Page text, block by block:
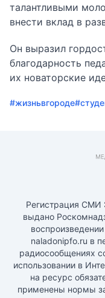
талантливыми
внести вклад в
Он выразил
благодарность
их новаторские
#жизньвгороде
Регистрация
выдано
naladonipfo.ru в
радиосообщениях
использовании в
на ресурс
применены нормы